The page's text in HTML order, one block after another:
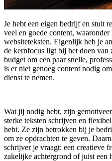
Je hebt een eigen bedrijf en stuit
veel en goede content,
websiteteksten. Eigenlijk heb je
de kernfocus ligt bij het doen van
budget om een paar snelle,
is er niet genoeg content nodig
dienst te nemen.
Wat jij nodig hebt, zijn
sterke teksten schrijven en
hebt. Ze zijn betrokken bij je
om ze opdrachten te geven.
schrijver je vraagt: een creatieve
zakelijke achtergrond of juist een